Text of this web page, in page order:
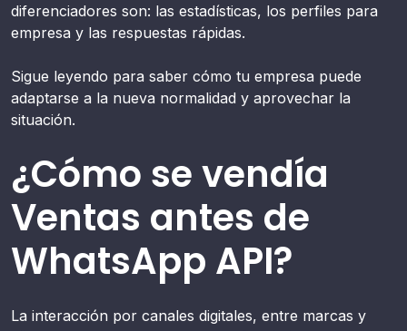
diferenciadores son: las estadísticas, los perfiles para
empresa y las respuestas rápidas.
Sigue leyendo para saber cómo tu empresa puede
adaptarse a la nueva normalidad y aprovechar la
situación.
¿Cómo se vendía
Ventas antes de
WhatsApp API?
La interacción por canales digitales, entre marcas y